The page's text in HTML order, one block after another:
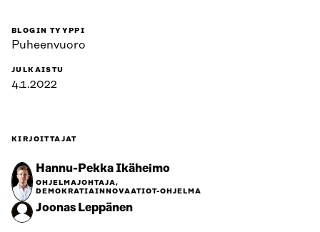
BLOGIN TYYPPI
Puheenvuoro
JULKAISTU
4.1.2022
KIRJOITTAJAT
Hannu-Pekka Ikäheimo
OHJELMAJOHTAJA,
DEMOKRATIAINNOVAATIOT-OHJELMA
Joonas Leppänen